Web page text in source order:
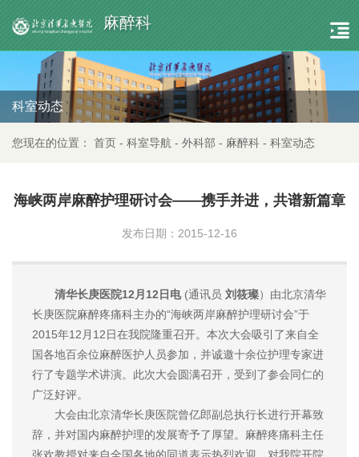
麻醉科
科室动态
您现在的位置： 首页 - 科室导航 - 外科部 - 麻醉科 - 科室动态
海峡两岸麻醉护理研讨会——携手并进，共谱新篇章
发布日期：2015-12-16
清华长庚医院12月12日电(通讯员 刘筱璨）由北京清华
长庚医院麻醉疼痛科主办的“海峡两岸麻醉护理研讨会”于
2015年12月12日在我院隆重召开。本次大会吸引了来自全
国各地百余位麻醉医护人员参加，并诚邀十余位护理专家进
行了专题学术讲演。此次大会圆满召开，受到了参会同仁的
广泛好评。
大会由北京清华长庚医院曾亿郎副总执行长进行开幕致
辞，并对国内麻醉护理的发展寄予了厚望。麻醉疼痛科主任
张欢教授对来自全国各地的同道表示热烈欢迎，对我院开院